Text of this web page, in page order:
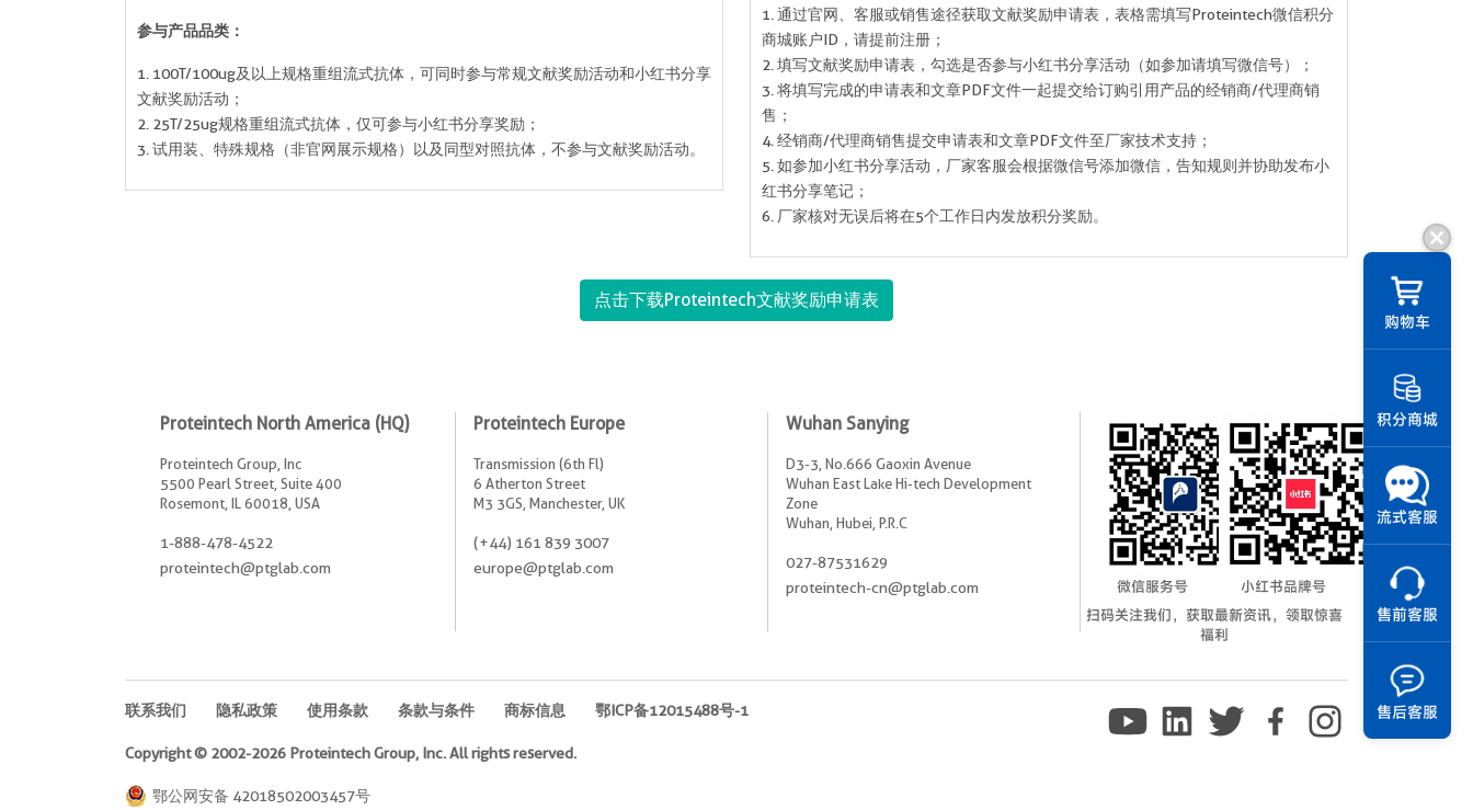
参与产品品类：
1. 100T/100ug及以上规格重组流式抗体，可同时参与常规文献奖励活动和小红书分享
文献奖励活动；
2. 25T/25ug规格重组流式抗体，仅可参与小红书分享奖励；
3. 试用装、特殊规格（非官网展示规格）以及同型对照抗体，不参与文献奖励活动。
1. 通过官网、客服或销售途径获取文献奖励申请表，表格需填写Proteintech微信积分
商城账户ID，请提前注册；
2. 填写文献奖励申请表，勾选是否参与小红书分享活动（如参加请填写微信号）；
3. 将填写完成的申请表和文章PDF文件一起提交给订购引用产品的经销商/代理商销
售；
4. 经销商/代理商销售提交申请表和文章PDF文件至厂家技术支持；
5. 如参加小红书分享活动，厂家客服会根据微信号添加微信，告知规则并协助发布小
红书分享笔记；
6. 厂家核对无误后将在5个工作日内发放积分奖励。
点击下载Proteintech文献奖励申请表
购物车
积分商城
流式客服
售前客服
售后客服
Proteintech North America (HQ)
Proteintech Group, Inc
5500 Pearl Street, Suite 400
Rosemont, IL 60018, USA
1-888-478-4522
proteintech@ptglab.com
Proteintech Europe
Transmission (6th Fl)
6 Atherton Street
M3 3GS, Manchester, UK
(+44) 161 839 3007
europe@ptglab.com
Wuhan Sanying
D3-3, No.666 Gaoxin Avenue
Wuhan East Lake Hi-tech Development
Zone
Wuhan, Hubei, P.R.C
027-87531629
proteintech-cn@ptglab.com
微信服务号
小红书品牌号
扫码关注我们，获取最新资讯，领取惊喜
福利
联系我们 隐私政策 使用条款 条款与条件 商标信息 鄂ICP备12015488号-1
Copyright © 2002-2026 Proteintech Group, Inc. All rights reserved.
鄂公网安备 42018502003457号